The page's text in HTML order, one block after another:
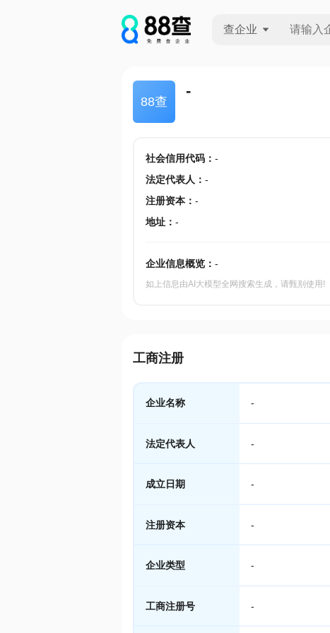
查企业
88查
-
社会信用代码： -
法定代表人 ： -
注册资本： -
地址： -
企业信息概览： -
如上信息由AI大模型全网搜索生成，请甄别使用!
工商注册
企业名称 -
法定代表人 -
成立日期 -
注册资本 -
企业类型 -
工商注册号 -